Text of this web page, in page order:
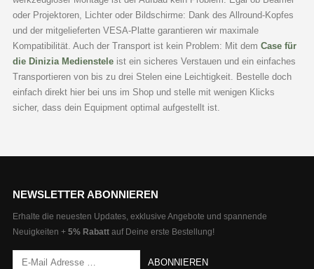
Produktseite
gewählt
werden
oder Projektoren, Lichter oder Bildschirme: Dank des Allround-Kopfes
und der mitgelieferten VESA-Platte garantieren wir maximale
Kompatibilität. Auch der Transport ist kein Problem: Mit dem Case für
die Dinizia Mediensteleist ein sicheres Verstauen und ein einfaches
Transportieren von bis zu drei Stelen eine Leichtigkeit. Bestelle doch
einfach direkt hier bei uns im Shop und stelle mit wenigen Klicks
sicher, dass dein Equipment optimal aufgestellt ist.
NEWSLETTER ABONNIEREN
Erhalte die neuesten Updates, exklusive Angebote und spannende
Neuigkeiten + 5% Rabattauf Deine erste Bestellung!